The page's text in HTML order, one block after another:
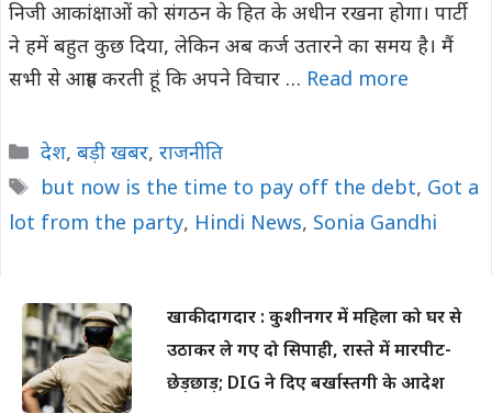
निजी आकांक्षाओं को संगठन के हित के अधीन रखना होगा। पार्टी
ने हमें बहुत कुछ दिया, लेकिन अब कर्ज उतारने का समय है। मैं
सभी से आग्रह करती हूं कि अपने विचार … Read more
Categories
देश, बड़ी खबर, राजनीति
Tags
but now is the time to pay off the debt, Got a
lot from the party, Hindi News, Sonia Gandhi
खाकी दागदार : कुशीनगर में महिला को घर से
उठाकर ले गए दो सिपाही, रास्ते में मारपीट-
छेड़छाड़; DIG ने दिए बर्खास्तगी के आदेश